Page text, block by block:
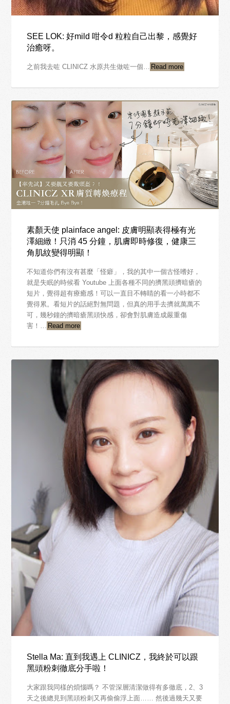
SEE LOK: 好mild 咁令d 粒粒自己出黎，感覺好
治癒呀。
之前我去咗 CLINICZ 水原共生做咗一個… Read more
素顏天使 plainface angel: 皮膚明顯表得極有光
澤細緻！只消 45 分鐘，肌膚即時修復，健康三
角肌紋變得明顯！
不知道你們有沒有甚麼「怪癖」，我的其中一個古怪嗜好，
就是失眠的時候看 Youtube 上面各種不同的擠黑頭擠暗瘡的
短片，覺得超有療癒感！可以一直目不轉睛的看一小時都不
覺得累。看短片的話絕對無問題，但真的用手去擠就萬萬不
可，幾秒鐘的擠暗瘡黑頭快感，卻會對肌膚造成嚴重傷
害！…
Read more
Stella Ma: 直到我遇上 CLINICZ，我終於可以跟
黑頭粉刺徹底分手啦！
大家跟我同樣的煩惱嗎？ 不管深層清潔做得有多徹底，2、3
天之後總見到黑頭粉刺又再偷偷浮上面…… 然後過幾天又要